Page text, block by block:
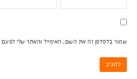
שמור בדפדפן זה את השם, האימייל והאתר שלי